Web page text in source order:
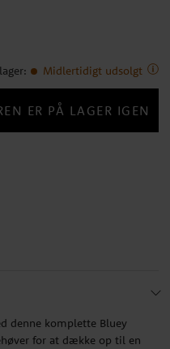
: Midlertidigt udsolgt
ER PÅ LAGER IGEN
denne komplette Bluey
for at dække op til en